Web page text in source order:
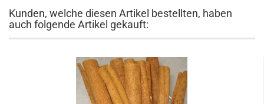
Kunden, welche diesen Artikel bestellten, haben
auch folgende Artikel gekauft: